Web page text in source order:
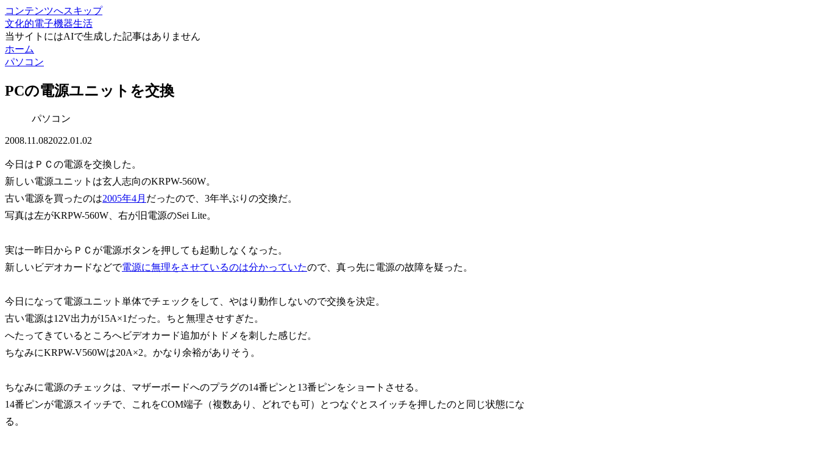
コンテンツへスキップ
文化的電子機器生活
当サイトにはAIで生成した記事はありません
ホーム
パソコン
PCの電源ユニットを交換
パソコン
2008.11.082022.01.02
今日はＰＣの電源を交換した。
新しい電源ユニットは玄人志向のKRPW-560W。
古い電源を買ったのは2005年4月 だったので、3年半ぶりの交換だ。
写真は左がKRPW-560W、右が旧電源のSei Lite。
実は一昨日からＰＣが電源ボタンを押しても起動しなくなった。
新しいビデオカードなどで電源に無理をさせているのは分かっていたので、真っ先に電源の故障を疑った。
今日になって電源ユニット単体でチェックをして、やはり動作しないので交換を決定。
古い電源は12V出力が15A×1だった。ちと無理させすぎた。
へたってきているところへビデオカード追加がトドメを刺した感じだ。
ちなみにKRPW-V560Wは20A×2。かなり余裕がありそう。
ちなみに電源のチェックは、マザーボードへのプラグの14番ピンと13番ピンをショートさせる。
14番ピンが電源スイッチで、これをCOM端子（複数あり、どれでも可）とつなぐとスイッチを押したのと同じ状態にな
る。